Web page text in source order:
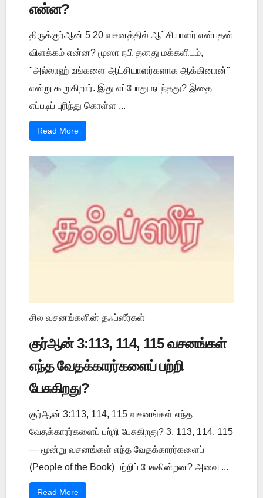
என்ன?
திருக்குர்ஆன் 5 20 வசனத்தில் ஆட்சியாளர் என்பதன்
விளக்கம் என்ன? மூஸா நபி தனது மக்களிடம்,
"அல்லாஹ் உங்களை ஆட்சியாளர்களாக ஆக்கினான்"
என்று கூறுகிறார். இது எப்போது நடந்தது? இதை
எப்படிப் புரிந்து கொள்ள ...
Read More
சில வசனங்களின் தஃப்ஸீர்கள்
குர்ஆன் 3:113, 114, 115 வசனங்கள்
எந்த வேதக்காரர்களைப் பற்றி
பேசுகிறது?
குர்ஆன் 3:113, 114, 115 வசனங்கள் எந்த
வேதக்காரர்களைப் பற்றி பேசுகிறது? 3, 113, 114, 115
— மூன்று வசனங்கள் எந்த வேதக்காரர்களைப்
(People of the Book) பற்றிப் பேசுகின்றன? அவை ...
Read More